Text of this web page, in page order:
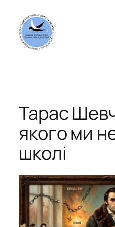
вмісту
Тарас
якого ми
школі